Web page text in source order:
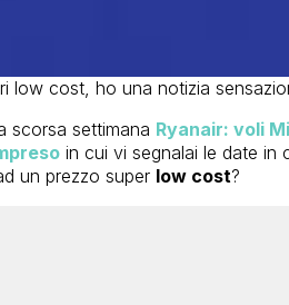
low cost, ho una notizia
scorsa settimana Ryanair: voli
in cui vi segnalai le date in
un prezzo super low cost?